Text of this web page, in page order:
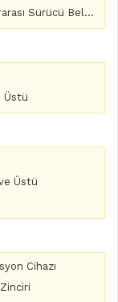
Sürücü Belgesi
Üstü
Üstü
Cihazı